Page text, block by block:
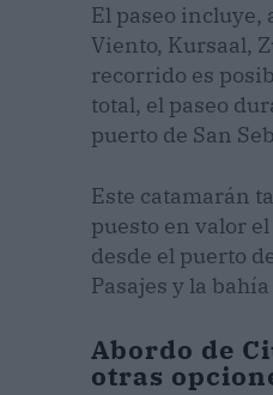
El paseo incluye,
Viento, Kursaal,
recorrido es
total, el paseo
puerto de San
Este catamarán
puesto en valor
desde el puerto
Pasajes y la
Abordo de
otras